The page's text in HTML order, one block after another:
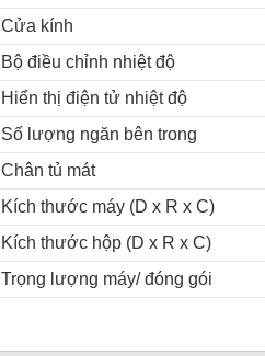
Cửa kính
Bộ điều chỉnh nhiệt độ
Hiển thị điện tử nhiệt độ
Số lượng ngăn bên trong
Chân tủ mát
Kích thước máy (D x R x C)
Kích thước hộp (D x R x C)
Trọng lượng máy/ đóng gói